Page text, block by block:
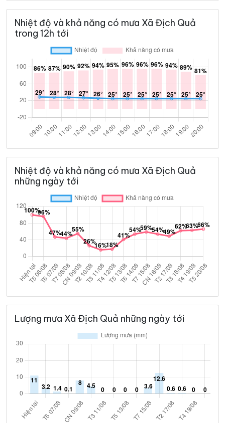
Nhiệt độ và khả năng có mưa Xã Địch Quả
trong 12h tới
Nhiệt độ và khả năng có mưa Xã Địch Quả
những ngày tới
Lượng mưa Xã Địch Quả những ngày tới